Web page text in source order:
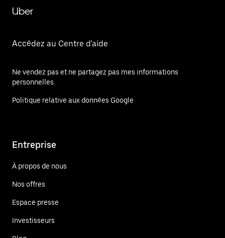
Uber
Accédez au Centre d'aide
Ne vendez pas et ne partagez pas mes informations
personnelles.
Politique relative aux données Google
Entreprise
À propos de nous
Nos offres
Espace presse
Investisseurs